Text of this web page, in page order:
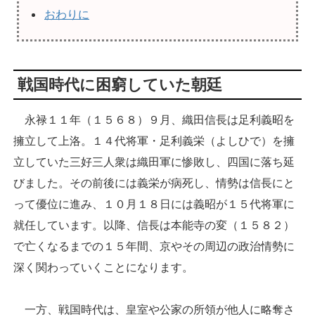
おわりに
戦国時代に困窮していた朝廷
永禄１１年（１５６８）９月、織田信長は足利義昭を
擁立して上洛。１４代将軍・足利義栄（よしひで）を擁
立していた三好三人衆は織田軍に惨敗し、四国に落ち延
びました。その前後には義栄が病死し、情勢は信長にと
って優位に進み、１０月１８日には義昭が１５代将軍に
就任しています。以降、信長は本能寺の変（１５８２）
で亡くなるまでの１５年間、京やその周辺の政治情勢に
深く関わっていくことになります。
一方、戦国時代は、皇室や公家の所領が他人に略奪さ